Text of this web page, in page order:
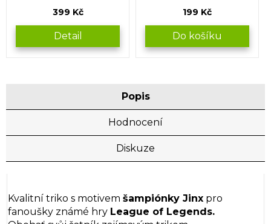
399 Kč
Detail
3,0
199 Kč
Do košíku
Popis
Hodnocení
Diskuze
Kvalitní triko s motivem šampiónky Jinx pro
fanoušky známé hry League of Legends.